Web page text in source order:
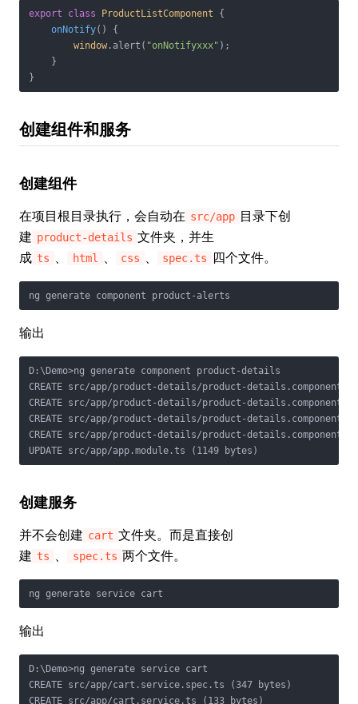
export class ProductListComponent
{
onNotify( )
{
window .alert( "onNotifyxxx" );
    }
}
创建组件和服务
创建组件
在项目根目录执行，会自动在 src/app 目录下创
建 product-details 文件夹，并生
成 ts html css spec.ts 四个文件。
ng generate component product-alerts
输出
D:\Demo>ng generate component product-details
CREATE src/app/product-details/product-
CREATE src/app/product-details/product-
CREATE src/app/product-details/product-
CREATE src/app/product-details/product-
UPDATE src/app/app.module.ts (1149 bytes)
创建服务
并不会创建 cart 文件夹。而是直接创
建 ts spec.ts 两个文件。
ng generate service cart
输出
D:\Demo>ng generate service cart
CREATE src/app/cart.service.spec.ts (347 bytes)
CREATE src/app/cart.service.ts (133 bytes)